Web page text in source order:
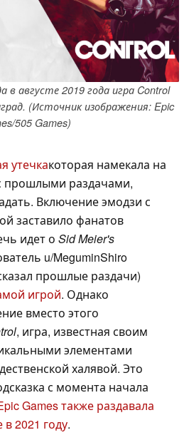
в августе 2019 года игра Control
(Источник изображения: Epic
505 Games)
утечкакоторая намекала на
прошлыми раздачами,
Включение эмодзи с
заставило фанатов
идет о Sid Meier's
u/MeguminShiro
прошлые раздачи)
игрой. Однако
вместо этого
, игра, известная своим
элементами
халявой. Это
с момента начала
Games также раздавала
2021 году.